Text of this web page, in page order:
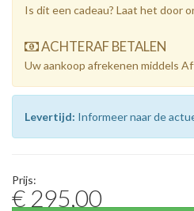
Is dit een cadeau? Laat het door
ACHTERAF BETALEN
Uw aankoop afrekenen middels
Levertijd: Informeer naar de
Prijs:
€ 295,00